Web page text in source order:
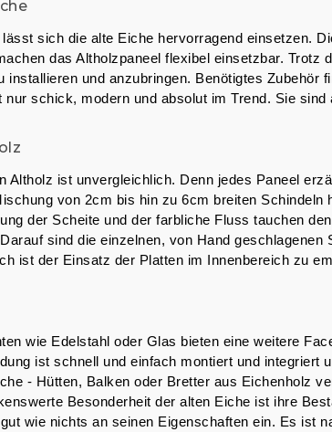
sich die alte Eiche hervorragend einsetzen.
das Altholzpaneel flexibel einsetzbar.
und anzubringen. Benötigtes Zubehör
schick, modern und absolut im Trend. Sie
Altholz ist unvergleichlich. Denn jedes Paneel
von 2cm bis hin zu 6cm breiten
der Scheite und der farbliche Fluss tauchen
sind die einzelnen, von Hand
ist der Einsatz der Platten im Innenbereich zu
wie Edelstahl oder Glas bieten eine weitere
ist schnell und einfach montiert und
- Hütten, Balken oder Bretter aus Eichenholz
Besonderheit der alten Eiche ist ihre
wie nichts an seinen Eigenschaften ein. Es ist